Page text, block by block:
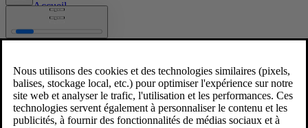
Accueil
/
V60 T8 Silver Dawn